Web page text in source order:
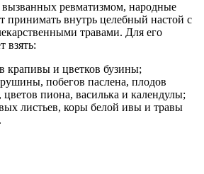
вызванных ревматизмом, народные
принимать внутрь целебный настой с
травами. Для его
взять:
крапивы и цветков бузины;
побегов паслена, плодов
пиона, василька и календулы;
листьев, коры белой ивы и травы